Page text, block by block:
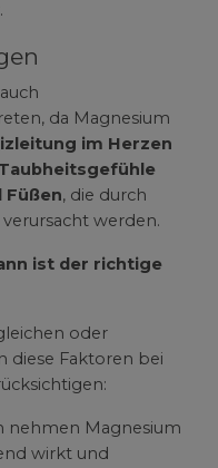
da Magnesium
im Herzen
Taubheitsgefühle
Füßen, die durch
werden.
ist der richtige
oder
diese Faktoren bei
nehmen Magnesium
wirkt und